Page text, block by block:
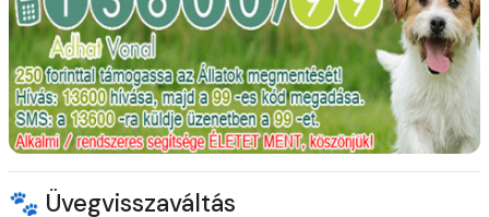
🐾 Üvegvisszaváltás